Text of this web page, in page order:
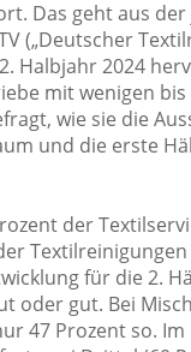
e
o
o
k
e
n
Das geht aus
(„Deutscher
Halbjahr 2024
mit wenigen bis
wie sie die
und die erste
der
für die 2.
oder gut. Bei
47 Prozent so. Im